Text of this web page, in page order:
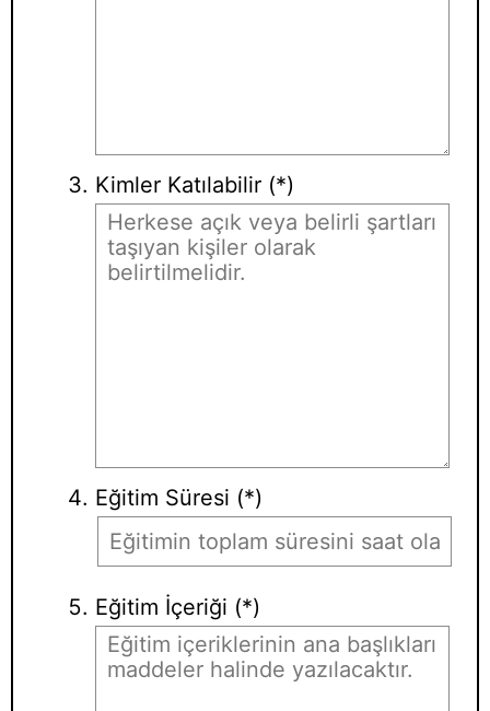
Kimler Katılabilir (*)
Eğitim Süresi (*)
Eğitim İçeriği (*)